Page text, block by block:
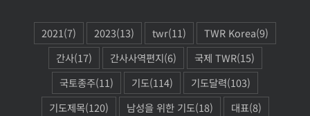
2021(7) 2023(13) twr(11) TWR Korea(9)
간사(17) 간사사역편지(6) 국제 TWR(15)
국토종주(11) 기도(114) 기도달력(103)
기도제목(120) 남성을 위한 기도(18) 대표(8)